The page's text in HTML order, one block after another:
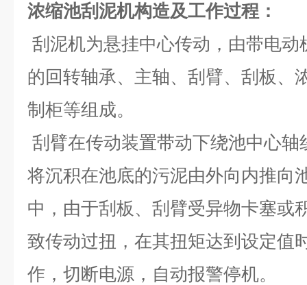
浓缩池刮泥机构造及工作过程：
刮泥机为悬挂中心传动，由带电
的回转轴承、主轴、刮臂、刮板、
制柜等组成。
刮臂在传动装置带动下绕池中心
将沉积在池底的污泥由外向内推向
中，由于刮板、刮臂受异物卡塞或
致传动过扭，在其扭矩达到设定值
作，切断电源，自动报警停机。